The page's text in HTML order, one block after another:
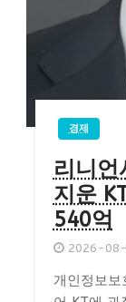
경제
리니언
지운
540억
2026-
개인정보